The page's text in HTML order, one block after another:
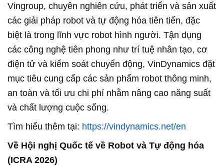
Vingroup, chuyên nghiên cứu, phát triển và sản xuất
các giải pháp robot và tự động hóa tiên tiến, đặc
biệt là trong lĩnh vực robot hình người. Tận dụng
các công nghệ tiên phong như trí tuệ nhân tạo, cơ
điện tử và kiểm soát chuyển động, VinDynamics đặt
mục tiêu cung cấp các sản phẩm robot thông minh,
an toàn và tối ưu chi phí nhằm nâng cao năng suất
và chất lượng cuộc sống.
Tìm hiểu thêm tại: https://vindynamics.net/en
Về Hội nghị Quốc tế về Robot và Tự động hóa
(ICRA 2026)